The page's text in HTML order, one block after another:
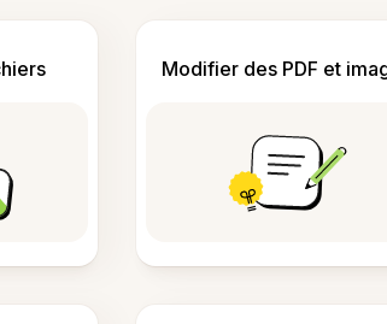
Modifier des PDF et